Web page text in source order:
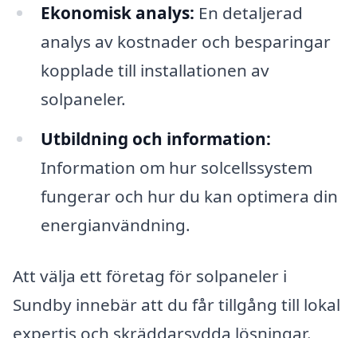
Ekonomisk analys: En detaljerad
analys av kostnader och besparingar
kopplade till installationen av
solpaneler.
Utbildning och information:
Information om hur solcellssystem
fungerar och hur du kan optimera din
energianvändning.
Att välja ett företag för solpaneler i
Sundby innebär att du får tillgång till lokal
expertis och skräddarsydda lösningar.